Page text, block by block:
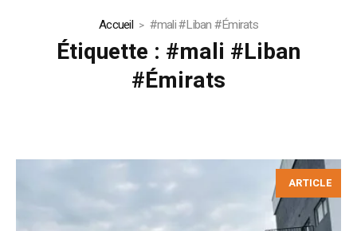
Accueil #mali #Liban #Émirats
Étiquette : #mali #Liban
#Émirats
ARTICLE